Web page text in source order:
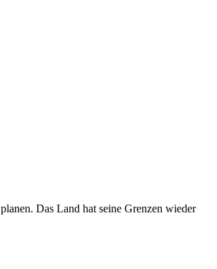
planen. Das Land hat seine Grenzen wieder